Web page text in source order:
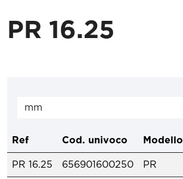
PR 16.25
Ref Cod. univoco Modello
PR 16.25 656901600250 PR